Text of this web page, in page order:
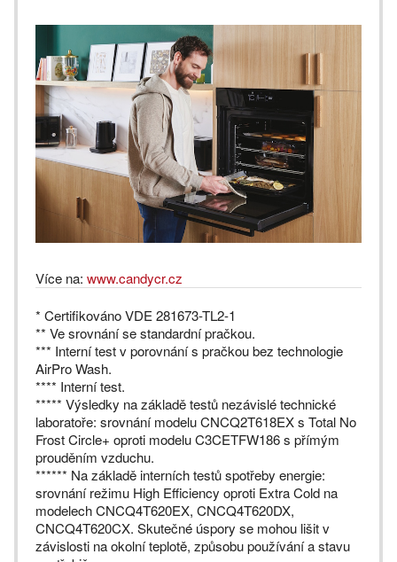
Více na: www.candycr.cz
* Certifikováno VDE 281673-TL2-1
** Ve srovnání se standardní pračkou.
*** Interní test v porovnání s pračkou bez technologie
AirPro Wash.
**** Interní test.
***** Výsledky na základě testů nezávislé technické
laboratoře: srovnání modelu CNCQ2T618EX s Total No
Frost Circle+ oproti modelu C3CETFW186 s přímým
prouděním vzduchu.
****** Na základě interních testů spotřeby energie:
srovnání režimu High Efficiency oproti Extra Cold na
modelech CNCQ4T620EX, CNCQ4T620DX,
CNCQ4T620CX. Skutečné úspory se mohou lišit v
závislosti na okolní teplotě, způsobu používání a stavu